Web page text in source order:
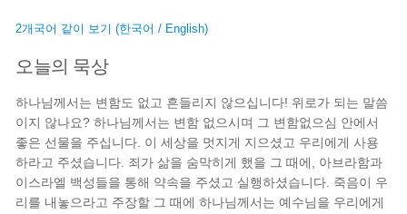
2개국어 같이 보기 (한국어 / English)
오늘의 묵상
하나님께서는 변함도 없고 흔들리지 않으십니다! 위로가 되는 말씀
이지 않나요? 하나님께서는 변함 없으시며 그 변함없으심 안에서
좋은 선물을 주십니다. 이 세상을 멋지게 지으셨고 우리에게 사용
하라고 주셨습니다. 죄가 삶을 숨막히게 했을 그 때에, 아브라함과
이스라엘 백성들을 통해 약속을 주셨고 실행하셨습니다. 죽음이 우
리를 내놓으라고 주장할 그 때에 하나님께서는 예수님을 우리에게